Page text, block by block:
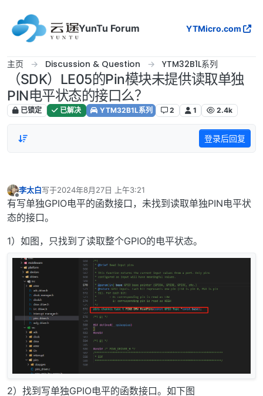
YunTu Forum
YTMicro.com
主页 Discussion & Question YTM32B1L系列
（SDK）LE05的Pin模块未提供读取单独
PIN电平状态的接口么？
已锁定 已解决 YTM32B1L系列 2 1 2.4k
登录后回复
离线
李太白写于2024年8月27日 上午3:21
最后由 编辑
有写单独GPIO电平的函数接口，未找到读取单独PIN电平状
态的接口。
1）如图，只找到了读取整个GPIO的电平状态。
2）找到写单独GPIO电平的函数接口。如下图